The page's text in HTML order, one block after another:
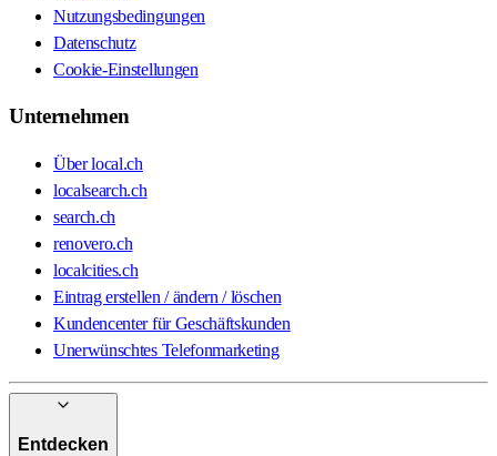
Nutzungsbedingungen
Datenschutz
Cookie-Einstellungen
Unternehmen
Über local.ch
localsearch.ch
search.ch
renovero.ch
localcities.ch
Eintrag erstellen / ändern / löschen
Kundencenter für Geschäftskunden
Unerwünschtes Telefonmarketing
Entdecken